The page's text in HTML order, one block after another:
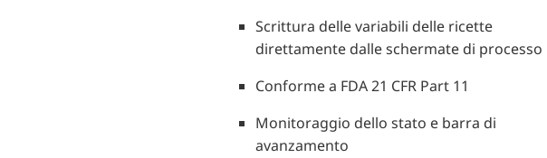
Scrittura delle variabili delle ricette
direttamente dalle schermate di processo
Conforme a FDA 21 CFR Part 11
Monitoraggio dello stato e barra di
avanzamento